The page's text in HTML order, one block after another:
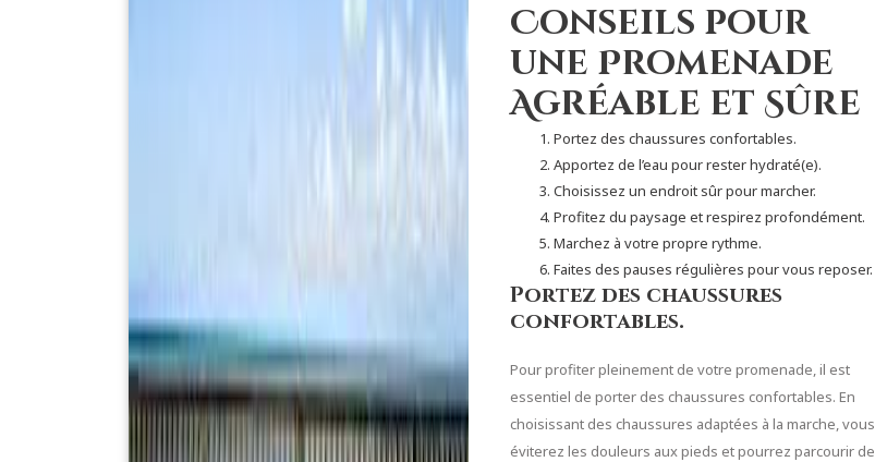
Conseils pour
une Promenade
Agréable et Sûre
Portez des chaussures confortables.
Apportez de l’eau pour rester hydraté(e).
Choisissez un endroit sûr pour marcher.
Profitez du paysage et respirez profondément.
Marchez à votre propre rythme.
Faites des pauses régulières pour vous reposer.
Portez des chaussures
confortables.
Pour profiter pleinement de votre promenade, il est
essentiel de porter des chaussures confortables. En
choisissant des chaussures adaptées à la marche, vous
éviterez les douleurs aux pieds et pourrez parcourir de